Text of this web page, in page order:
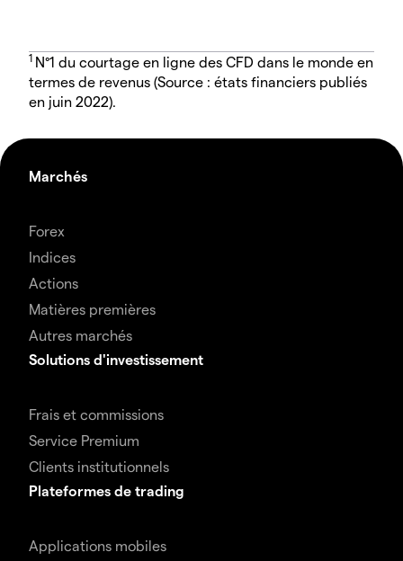
1 N°1 du courtage en ligne des CFD dans le monde en
termes de revenus (Source : états financiers publiés
en juin 2022).
Marchés
Forex
Indices
Actions
Matières premières
Autres marchés
Solutions d'investissement
Frais et commissions
Service Premium
Clients institutionnels
Plateformes de trading
Applications mobiles